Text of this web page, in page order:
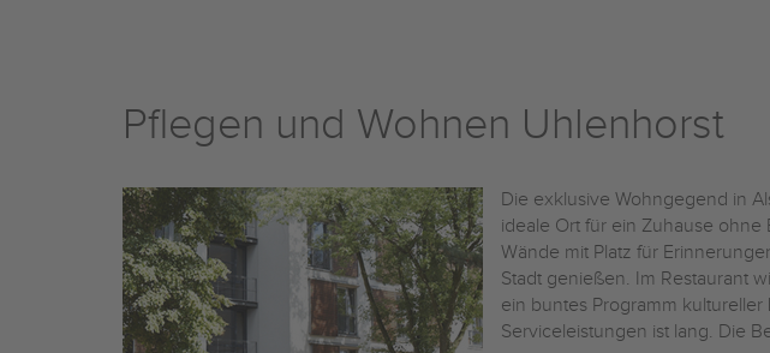
Pflegen und Wohnen Uhlenhorst
Die exklusive Wohngegend in
ideale Ort für ein Zuhause
Wände mit Platz für
Stadt genießen. Im Restaurant
ein buntes Programm
Serviceleistungen ist lang. Die